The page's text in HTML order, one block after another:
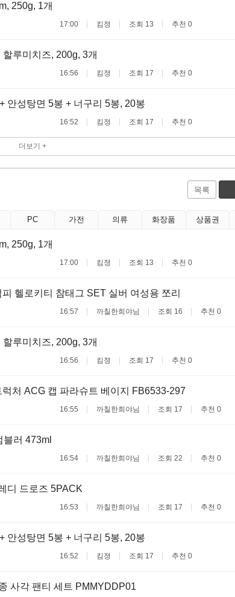
250g, 1개
17:00 킴졍 조회 13 추천 0
루미치즈, 200g, 3개
16:56 킴졍 조회 17 추천 0
안성탕면 5봉 + 너구리 5봉, 20봉
16:52 킴졍 조회 17 추천 0
더보기 +
목록
PC 가전 의류 화장품 상품권
250g, 1개
17:00 킴졍 조회 13 추천 0
헬로키티 참태그 SET 실버 여성용 쪼리
16:57 까칠한희야님 조회 16 추천 0
루미치즈, 200g, 3개
16:56 킴졍 조회 17 추천 0
처 ACG 캡 파라슈트 베이지 FB6533-297
16:55 까칠한희야님 조회 17 추천 0
러 473ml
16:54 까칠한희야님 조회 22 추천 0
디 드로즈 5PACK
16:53 까칠한희야님 조회 17 추천 0
안성탕면 5봉 + 너구리 5봉, 20봉
16:52 킴졍 조회 17 추천 0
사각 팬티 세트 PMMYDDP01